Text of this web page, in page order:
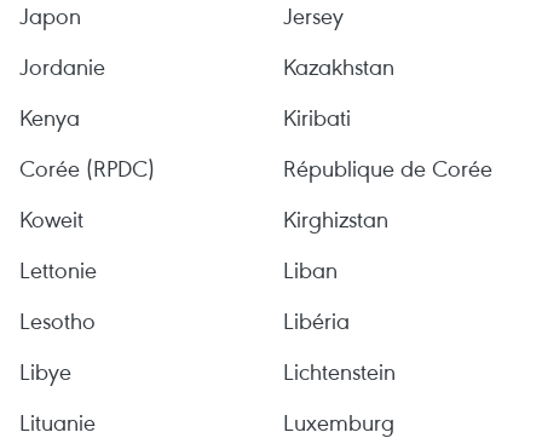
Japon
Jersey
Jordanie
Kazakhstan
Kenya
Kiribati
Corée (RPDC)
République de Corée
Koweit
Kirghizstan
Lettonie
Liban
Lesotho
Libéria
Libye
Lichtenstein
Lituanie
Luxemburg